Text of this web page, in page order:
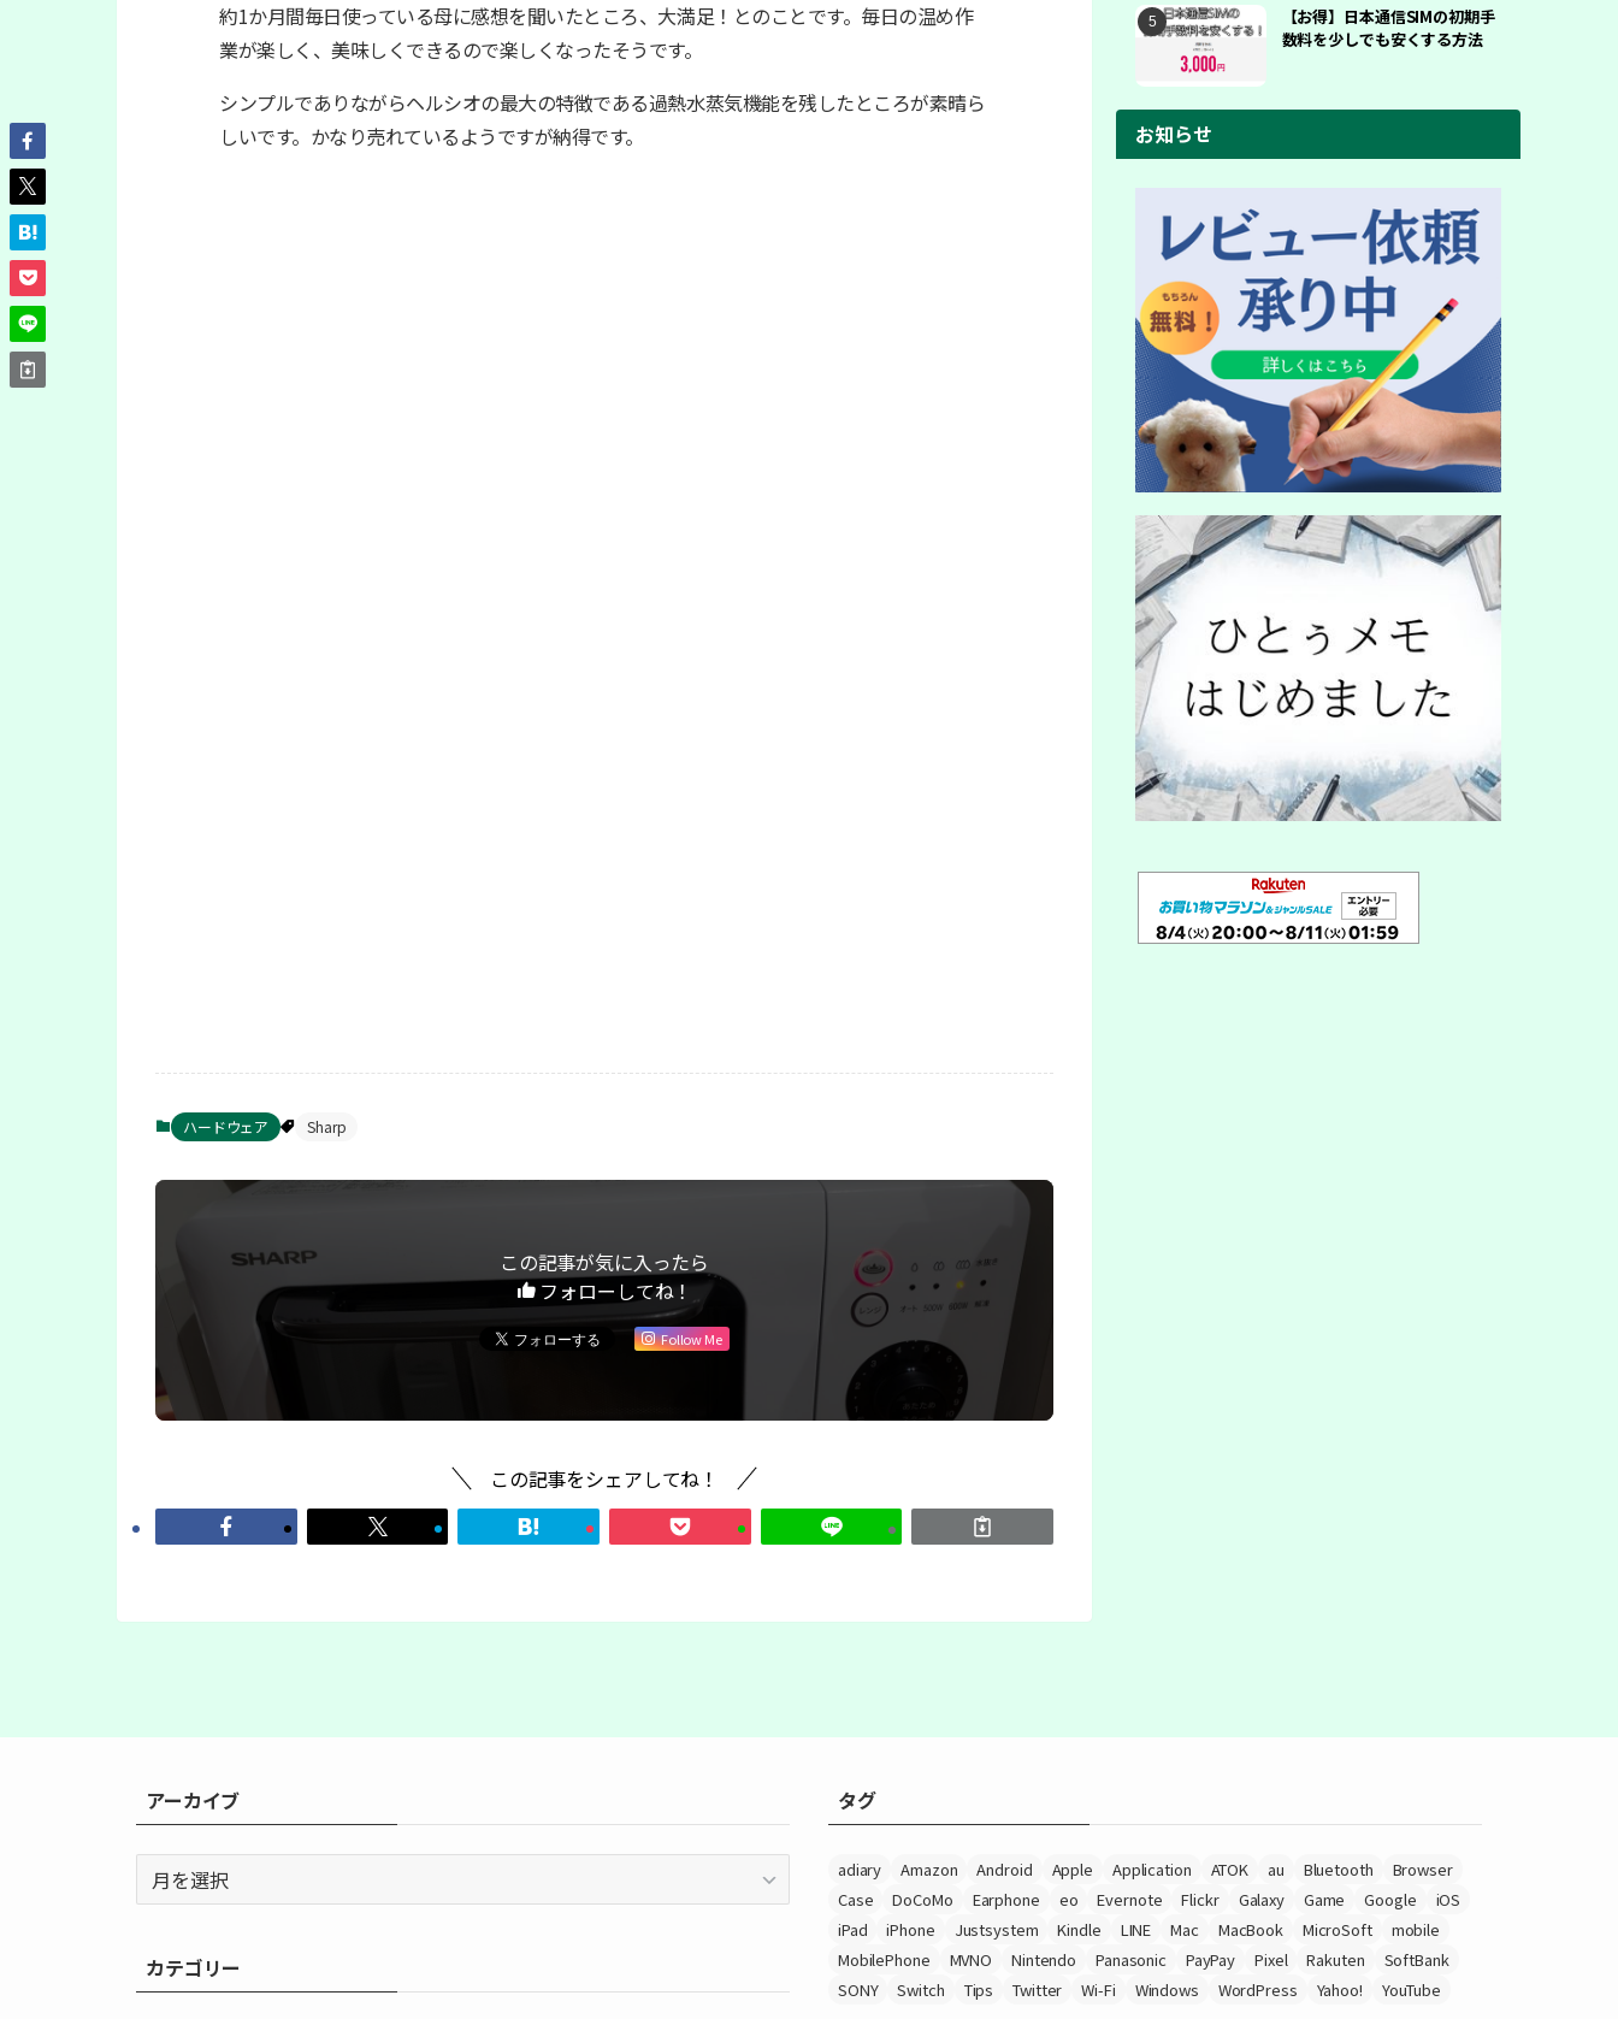
約1か月間毎日使っている母に感想を聞いたところ、大満足！とのことです。毎日の温め作
業が楽しく、美味しくできるので楽しくなったそうです。
シンプルでありながらヘルシオの最大の特徴である過熱水蒸気機能を残したところが素晴ら
しいです。かなり売れているようですが納得です。
ハードウェア Sharp
この記事が気に入ったら
フォローしてね！
Follow Me
この記事をシェアしてね！
【お得】日本通信SIMの初期手
数料を少しでも安くする方法
お知らせ
アーカイブ
ー
イ
ブ
カテゴリー
タグ
adiary Amazon Android Apple Application ATOK au Bluetooth
Browser
Case
DoCoMo Earphone eo Evernote Flickr Galaxy Game Google
iOS
iPad
iPhone Justsystem Kindle LINE Mac MacBook MicroSoft
mobile
MobilePhone
MVNO Nintendo Panasonic PayPay Pixel Rakuten
SoftBank
SONY
Switch Tips Twitter Wi-Fi Windows WordPress Yahoo! YouTube